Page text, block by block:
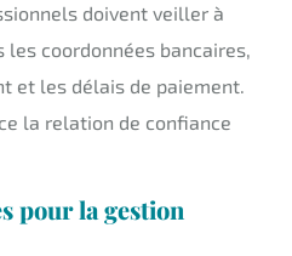
doivent veiller à
coordonnées bancaires,
et les délais de paiement.
la relation de confiance
pour la gestion